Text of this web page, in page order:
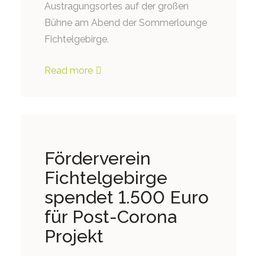
Austragungsortes auf der großen
Bühne am Abend der Sommerlounge
Fichtelgebirge.
Read more
Förderverein
Fichtelgebirge
spendet 1.500 Euro
für Post-Corona
Projekt